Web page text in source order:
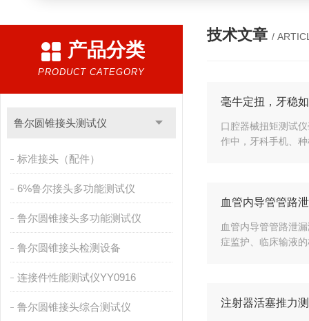
产品分类
PRODUCT CATEGORY
鲁尔圆锥接头测试仪
标准接头（配件）
6%鲁尔接头多功能测试仪
鲁尔圆锥接头多功能测试仪
鲁尔圆锥接头检测设备
连接件性能测试仪YY0916
鲁尔圆锥接头综合测试仪
技术文章 /
毫牛定扭，牙稳
口腔器械扭矩测试
作中，牙科手机、
血管内导管管路
血管内导管管路泄
症监护、临床输液
注射器活塞推力